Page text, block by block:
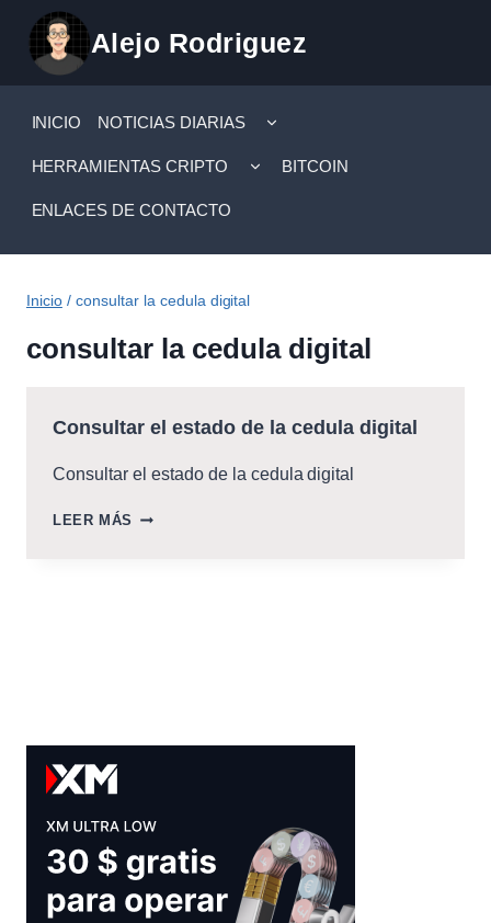
contenido
Alejo Rodriguez
INICIO NOTICIAS DIARIAS
ALTERNAR
HERRAMIENTAS CRIPTO
ALTERNAR
MENÚ
BITCOIN
ENLACES DE CONTACTO
Inicio / consultar la cedula digital
consultar la cedula digital
Consultar el estado de la cedula digital
Consultar el estado de la cedula digital
LEER MÁS CONSULTAR